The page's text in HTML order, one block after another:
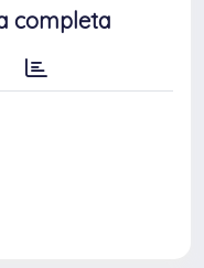
completa